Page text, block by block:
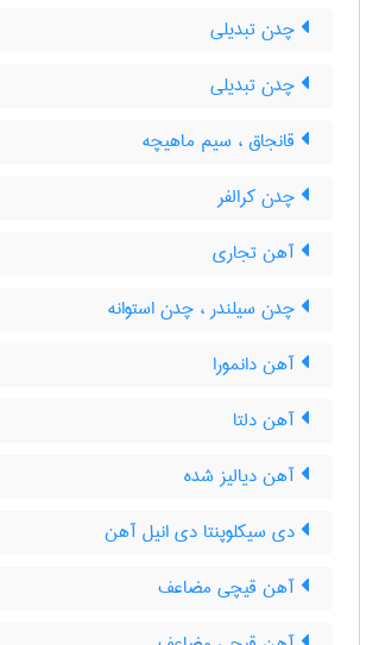
چدن تبدیلی
چدن تبدیلی
قانجاق ، سیم ماهیچه
چدن کرالفر
آهن تجاری
چدن سیلندر ، چدن استوانه
آهن دانمورا
آهن دلتا
آهن دیالیز شده
دی سیکلوپنتا دی انیل آهن
آهن قیچی مضاعف